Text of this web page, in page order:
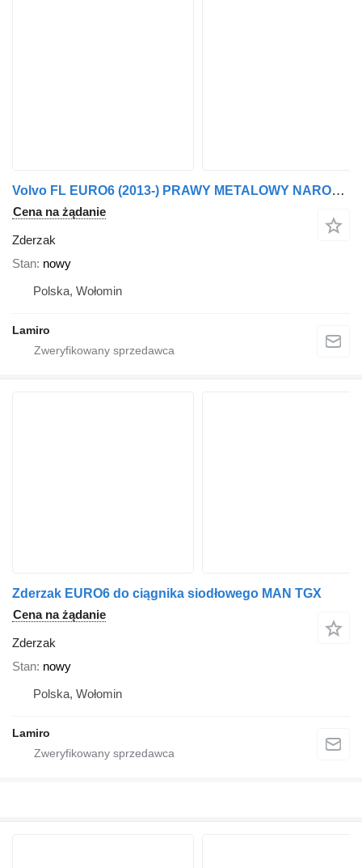
Volvo FL EURO6 (2013-) PRAWY METALOWY NAROŻNIK ZDERZAKA do ciężarówki Volvo
Cena na żądanie
Zderzak
Stan nowy
Polska, Wołomin
Lamiro
Zderzak EURO6 do ciągnika siodłowego MAN TGX
Cena na żądanie
Zderzak
Stan nowy
Polska, Wołomin
Lamiro